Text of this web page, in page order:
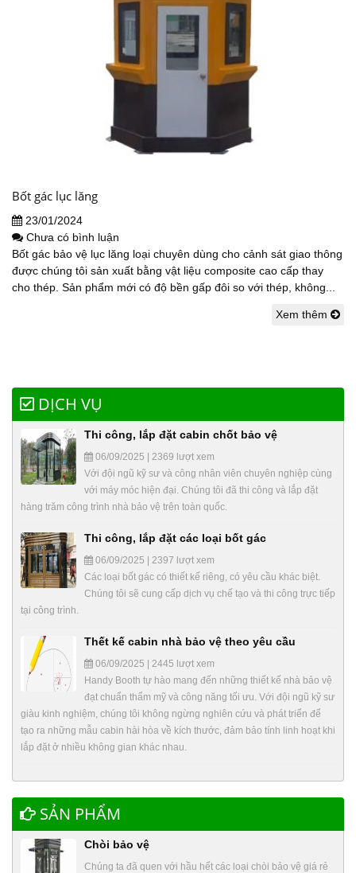
Bốt gác lục lăng
23/01/2024
Chưa có bình luận
Bốt gác bảo vệ lục lăng loại chuyên dùng cho cảnh sát giao thông
được chúng tôi sản xuất bằng vật liệu composite cao cấp thay
cho thép. Sản phẩm mới có độ bền gấp đôi so với thép, không...
Xem thêm
DỊCH VỤ
Thi công, lắp đặt cabin chốt bảo vệ
06/09/2025 | 2369 lượt xem
Với đội ngũ kỹ sư và công nhân viên chuyên nghiệp cùng
với máy móc hiện đại. Chúng tôi đã thi công và lắp đặt
hàng trăm công trình nhà bảo vệ trên toàn quốc.
Thi công, lắp đặt các loại bốt gác
06/09/2025 | 2397 lượt xem
Các loại bốt gác có thiết kế riêng, có yêu cầu khác biệt.
Chúng tôi sẽ cung cấp dịch vụ chế tạo và thi công trực tiếp
tại công trình.
Thết kế cabin nhà bảo vệ theo yêu cầu
06/09/2025 | 2445 lượt xem
Handy Booth tự hào mang đến những thiết kế nhà bảo vệ
đạt chuẩn thẩm mỹ và công năng tối ưu. Với đội ngũ kỹ sư
giàu kinh nghiệm, chúng tôi không ngừng nghiên cứu và phát triển để
tạo ra những mẫu cabin hài hòa về kích thước, đảm bảo tính linh hoạt khi
lắp đặt ở nhiều không gian khác nhau.
SẢN PHẨM
Chòi bảo vệ
Chúng ta đã quen với hầu hết các loại chòi bảo vệ giá rẻ